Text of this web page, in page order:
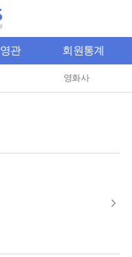
관 회원통계
영화사